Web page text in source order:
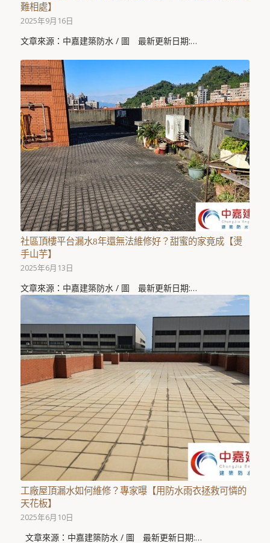
難相處】
2025年9月16日
文章來源：中嘉建築防水 / 圖 最新更新日期:…
社區頂樓平台漏水8年還無法維修好？甜蜜的家竟成【燙
手山芋】
2025年6月13日
文章來源：中嘉建築防水 / 圖 最新更新日期:…
工廠屋頂漏水如何維修？專家曝【用防水雨衣拯救可憐的
天花板】
2025年6月10日
文章來源：中嘉建築防水 / 圖 最新更新日期:…